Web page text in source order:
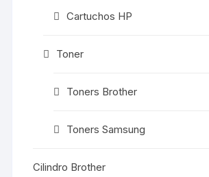
Cartuchos HP
Toner
Toners Brother
Toners Samsung
Cilindro Brother